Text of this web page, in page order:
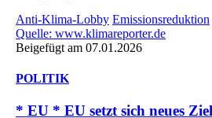
Anti-Klima-Lobby Emissionsreduktion
Quelle: www.klimareporter.de
Beigefügt am 07.01.2026
POLITIK
* EU * EU setzt sich neues